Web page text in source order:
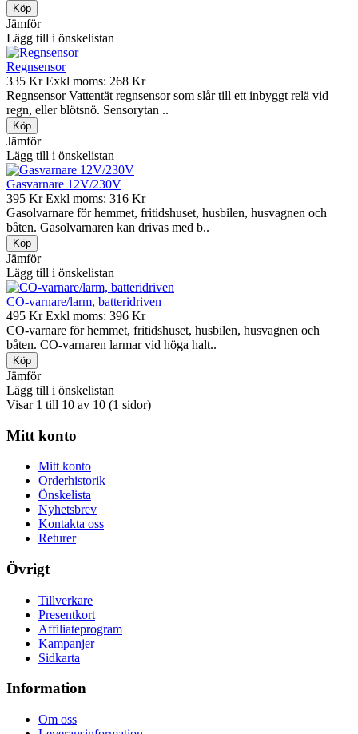
Jämför
Lägg till i önskelistan
Regnsensor
335 KrExkl moms: 268 Kr
Regnsensor Vattentät regnsensor som slår till ett inbyggt relä vid
regn, eller blötsnö. Sensorytan ..
Jämför
Lägg till i önskelistan
Gasvarnare 12V/230V
395 KrExkl moms: 316 Kr
Gasolvarnare för hemmet, fritidshuset, husbilen, husvagnen och
båten. Gasolvarnaren kan drivas med b..
Jämför
Lägg till i önskelistan
CO-varnare/larm, batteridriven
495 KrExkl moms: 396 Kr
CO-varnare för hemmet, fritidshuset, husbilen, husvagnen och
båten. CO-varnaren larmar vid höga halt..
Jämför
Lägg till i önskelistan
Visar 1 till 10 av 10 (1 sidor)
Mitt konto
Mitt konto
Orderhistorik
Önskelista
Nyhetsbrev
Kontakta oss
Returer
Övrigt
Tillverkare
Presentkort
Affiliateprogram
Kampanjer
Sidkarta
Information
Om oss